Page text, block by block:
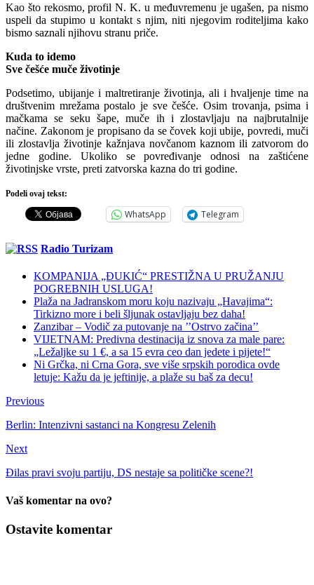
Kao što rekosmo, profil N. K. u međuvremenu je ugašen, pa nismo
uspeli da stupimo u kontakt s njim, niti njegovim roditeljima kako
bismo saznali njihovu stranu priče.
Kuda to idemo
Sve češće muče životinje
Podsetimo, ubijanje i maltretiranje životinja, ali i hvaljenje time na
društvenim mrežama postalo je sve češće. Osim trovanja, psima i
mačkama se seku šape, muče ih i zlostavljaju na najbrutalnije
načine. Zakonom je propisano da se čovek koji ubije, povredi, muči
ili zlostavlja životinje kažnjava novčanom kaznom ili zatvorom do
jedne godine. Ukoliko se povređivanje odnosi na zaštićene
životinjske vrste, preti zatvorska kazna do tri godine.
Podeli ovaj tekst:
WhatsApp Telegram
Radio Turizam
KOMPANIJA „ĐUKIĆ“ PRESTIŽNA U PRUŽANJU
POGREBNIH USLUGA!
Plaža na Jadranskom moru koju nazivaju „Havajima“:
Tirkizno more i beli šljunak ostavljaju bez daha!
Zanzibar – Vodič za putovanje na ’’Ostrvo začina’’
VIJETNAM: Predivna destinacija iz snova za male pare:
„Ležaljke su 1 €, a sa 15 evra ceo dan jedete i pijete!“
Ni Grčka, ni Crna Gora, sve više srpskih porodica ovde
letuje: Kažu da je jeftinije, a plaže su baš za decu!
Previous
Berlin: Intenzivni sastanci na Kongresu Zelenih
Next
Đilas pravi svoju partiju, DS nestaje sa političke scene?!
Vaš komentar na ovo?
Ostavite komentar